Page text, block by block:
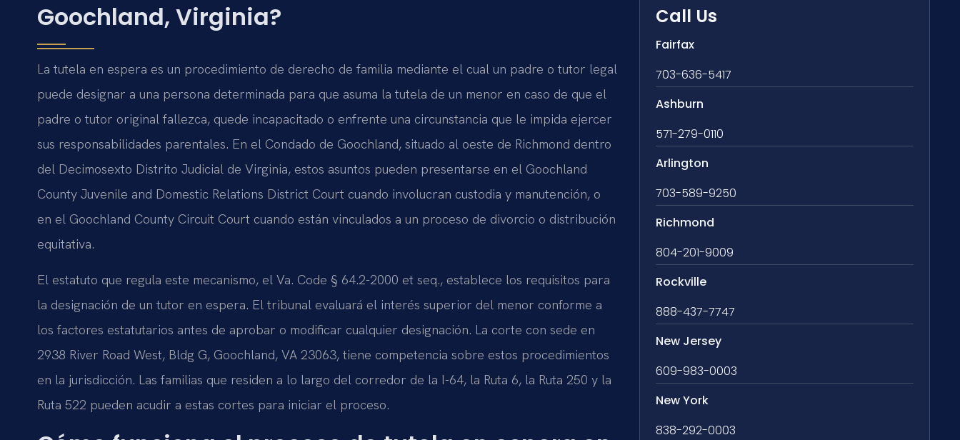
Goochland, Virginia?
La tutela en espera es un procedimiento de derecho de familia mediante el cual un padre o tutor legal
puede designar a una persona determinada para que asuma la tutela de un menor en caso de que el
padre o tutor original fallezca, quede incapacitado o enfrente una circunstancia que le impida ejercer
sus responsabilidades parentales. En el Condado de Goochland, situado al oeste de Richmond dentro
del Decimosexto Distrito Judicial de Virginia, estos asuntos pueden presentarse en el Goochland
County Juvenile and Domestic Relations District Court cuando involucran custodia y manutención, o
en el Goochland County Circuit Court cuando están vinculados a un proceso de divorcio o distribución
equitativa.
El estatuto que regula este mecanismo, el Va. Code § 64.2-2000 et seq., establece los requisitos para
la designación de un tutor en espera. El tribunal evaluará el interés superior del menor conforme a
los factores estatutarios antes de aprobar o modificar cualquier designación. La corte con sede en
2938 River Road West, Bldg G, Goochland, VA 23063, tiene competencia sobre estos procedimientos
en la jurisdicción. Las familias que residen a lo largo del corredor de la I-64, la Ruta 6, la Ruta 250 y la
Ruta 522 pueden acudir a estas cortes para iniciar el proceso.
Call Us
Fairfax
703-636-5417
Ashburn
571-279-0110
Arlington
703-589-9250
Richmond
804-201-9009
Rockville
888-437-7747
New Jersey
609-983-0003
New York
838-292-0003